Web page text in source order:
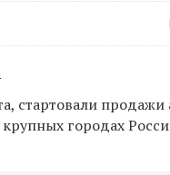
стартовали
городах